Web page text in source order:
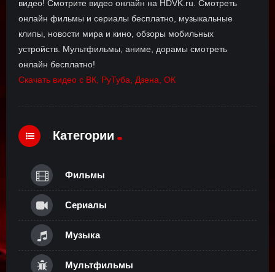
видео! Смотрите видео онлайн на HDVK.ru. Смотреть
онлайн фильмы и сериалы бесплатно, музыкальные
клипы, новости мира и кино, обзоры мобильных
устройств. Мультфильмы, аниме, дорамы смотреть
онлайн бесплатно!
Скачать видео с ВК, РуТуба, Дзена, ОК
Категории
Фильмы
Сериалы
Музыка
Мультфильмы